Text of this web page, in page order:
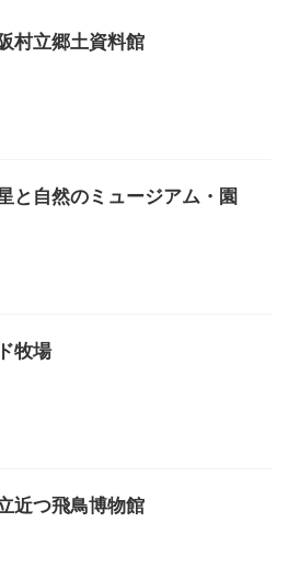
村立郷土資料館
と自然のミュージアム・園
牧場
近つ飛鳥博物館